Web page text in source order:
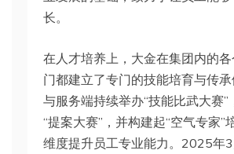
长。
在人才培养上，大金在集团内的
门都建立了专门的技能培育与传
与服务端持续举办“技能比武大赛”
“提案大赛”，并构建起“空气专家”
维度提升员工专业能力。2025年